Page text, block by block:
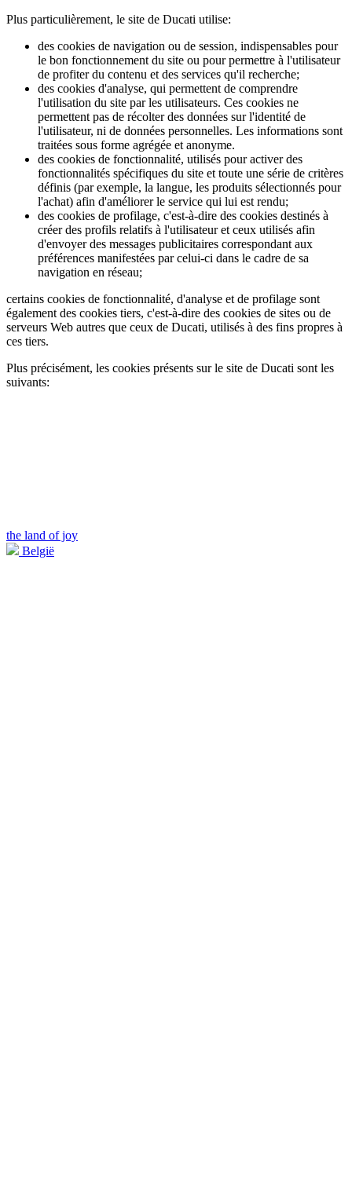
Plus particulièrement, le site de Ducati utilise:
des cookies de navigation ou de session, indispensables pour
le bon fonctionnement du site ou pour permettre à l'utilisateur
de profiter du contenu et des services qu'il recherche;
des cookies d'analyse, qui permettent de comprendre
l'utilisation du site par les utilisateurs. Ces cookies ne
permettent pas de récolter des données sur l'identité de
l'utilisateur, ni de données personnelles. Les informations sont
traitées sous forme agrégée et anonyme.
des cookies de fonctionnalité, utilisés pour activer des
fonctionnalités spécifiques du site et toute une série de critères
définis (par exemple, la langue, les produits sélectionnés pour
l'achat) afin d'améliorer le service qui lui est rendu;
des cookies de profilage, c'est-à-dire des cookies destinés à
créer des profils relatifs à l'utilisateur et ceux utilisés afin
d'envoyer des messages publicitaires correspondant aux
préférences manifestées par celui-ci dans le cadre de sa
navigation en réseau;
certains cookies de fonctionnalité, d'analyse et de profilage sont
également des cookies tiers, c'est-à-dire des cookies de sites ou de
serveurs Web autres que ceux de Ducati, utilisés à des fins propres à
ces tiers.
Plus précisément, les cookies présents sur le site de Ducati sont les
suivants:
the land of joy
België